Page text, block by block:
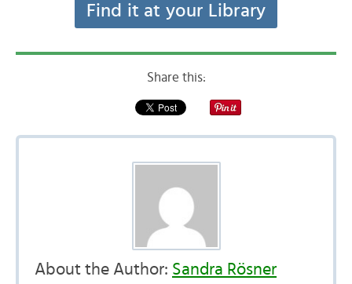
Find it at your Library
Share this:
About the Author: Sandra Rösner